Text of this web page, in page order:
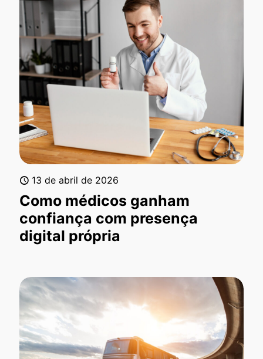
13 de abril de 2026
Como médicos ganham
confiança com presença
digital própria